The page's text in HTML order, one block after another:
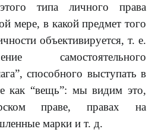
типа личного права
мере, в какой предмет того
объективируется, т. е.
самостоятельного
способного выступать в
как “вещь”: мы видим это,
праве, правах на
марки и т. д.